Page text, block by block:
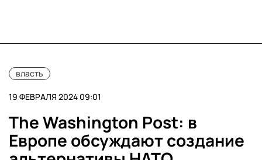
власть
19 ФЕВРАЛЯ 2024 09:01
The Washington Post: в
Европе обсуждают создание